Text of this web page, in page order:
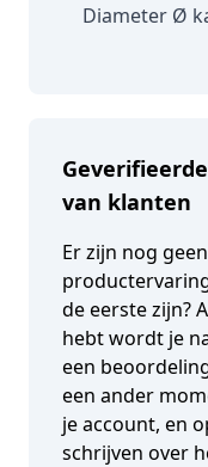
Diameter Ø
van klanten
Er zijn nog
de eerste zijn?
hebt wordt je
een
een ander
je account, en
schrijven over